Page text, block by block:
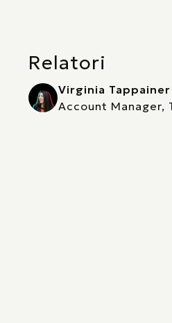
Relatori
Virginia Tappainer
Account Manager,